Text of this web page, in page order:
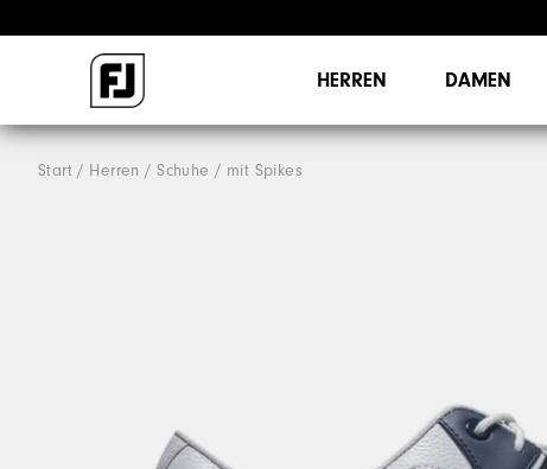
HERREN DAMEN
Start Herren Schuhe mit Spikes